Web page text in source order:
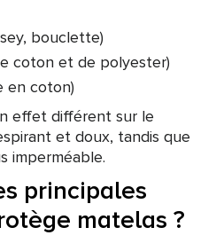
bouclette)
coton et de polyester)
en coton)
effet différent sur le
et doux, tandis que
imperméable.
principales
matelas ?